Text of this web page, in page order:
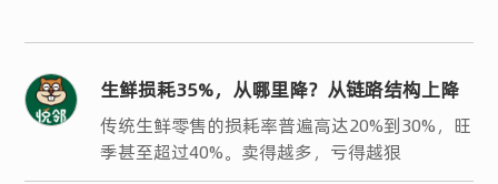
生鲜损耗35%，从哪里降？从链路结构上降
传统生鲜零售的损耗率普遍高达20%到30%，旺
季甚至超过40%。卖得越多，亏得越狠